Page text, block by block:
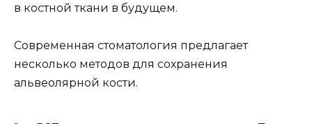
в костной ткани в будущем.
Современная стоматология предлагает
несколько методов для сохранения
альвеолярной кости.